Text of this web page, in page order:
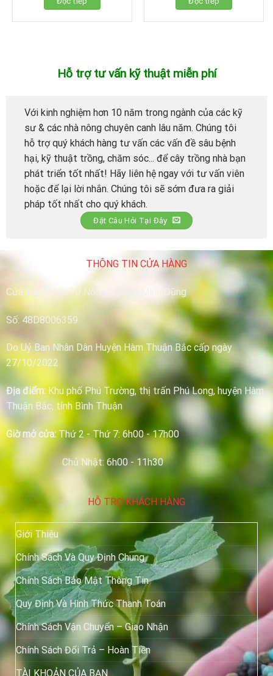
Hỗ trợ tư vấn kỹ thuật miễn phí
Với kinh nghiệm hơn 10 năm trong ngành của các kỹ
sư & các nhà nông chuyên canh lâu năm. Chúng tôi
hỗ trợ quý khách hàng tư vấn các vấn đề sâu bệnh
hại, kỹ thuật trồng, chăm sóc... để cây trồng nhà bạn
phát triển tốt nhất! Hãy liên hệ ngay với tư vấn viên
hoặc để lại lời nhắn. Chúng tôi sẽ sớm đưa ra giải
pháp tốt nhất cho quý khách.
Đặt Câu Hỏi Tại Đây
THÔNG TIN CỬA HÀNG
Cửa Hàng Vật Tư Nông Nghiệp Minh Dũng
Số: 48D8006359
Do Uỷ Ban Nhân Dân Huyện Hàm Thuận Bắc cấp ngày
27/10/2022
Địa điểm:Khu phố Phú Trường, thị trấn Phú Long, huyện Hàm
Thuận Bắc, tỉnh Bình Thuận
Giờ mở cửa: Thứ 2 - Thứ 7: 6h00 - 17h00
Chủ Nhật: 6h00 - 11h30
HỖ TRỢ KHÁCH HÀNG
Giới Thiệu
Chính Sách Và Quy Định Chung
Chính Sách Bảo Mật Thông Tin
Quy Định Và Hình Thức Thanh Toán
Chính Sách Vận Chuyển – Giao Nhận
Chính Sách Đổi Trả – Hoàn Tiền
TÀI KHOẢN CỦA BẠN